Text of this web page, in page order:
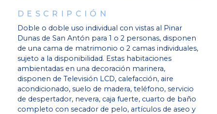
DESCRIPCIÓN
Doble o doble uso individual con vistas al Pinar
Dunas de San Antón para 1 o 2 personas, disponen
de una cama de matrimonio o 2 camas individuales,
sujeto a la disponibilidad. Estas habitaciones
ambientadas en una decoración marinera,
disponen de Televisión LCD, calefacción, aire
acondicionado, suelo de madera, teléfono, servicio
de despertador, nevera, caja fuerte, cuarto de baño
completo con secador de pelo, artículos de aseo y